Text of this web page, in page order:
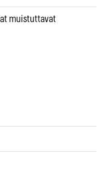
muistuttavat